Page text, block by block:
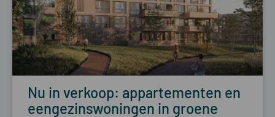
Nu in verkoop: appartementen en
eengezinswoningen in groene